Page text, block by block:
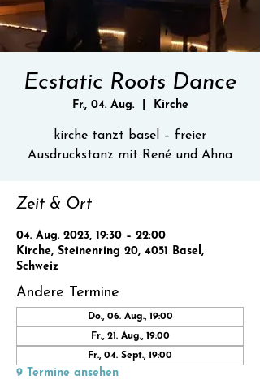
Ecstatic Roots Dance
Fr., 04. Aug.
  |
Kirche
kirche tanzt basel – freier
Ausdruckstanz mit René und Ahna
Zeit & Ort
04. Aug. 2023, 19:30 – 22:00
Kirche, Steinenring 20, 4051 Basel,
Schweiz
Andere Termine
Do., 06. Aug., 19:00
Fr., 21. Aug., 19:00
Fr., 04. Sept., 19:00
9 Termine ansehen